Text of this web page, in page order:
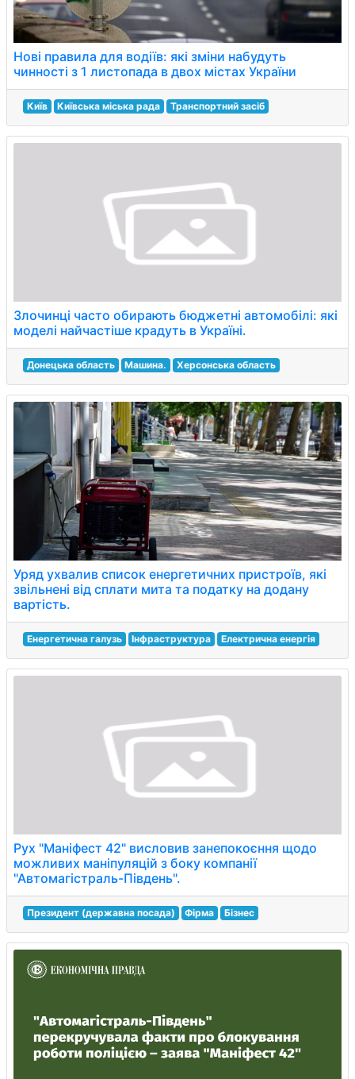
Нові правила для водіїв: які зміни набудуть
чинності з 1 листопада в двох містах України
Київ Київська міська рада Транспортний засіб
Злочинці часто обирають бюджетні автомобілі: які
моделі найчастіше крадуть в Україні.
Донецька область Машина. Херсонська область
Уряд ухвалив список енергетичних пристроїв, які
звільнені від сплати мита та податку на додану
вартість.
Енергетична галузь Інфраструктура Електрична енергія
Рух "Маніфест 42" висловив занепокоєння щодо
можливих маніпуляцій з боку компанії
"Автомагістраль-Південь".
Президент (державна посада) Фірма Бізнес